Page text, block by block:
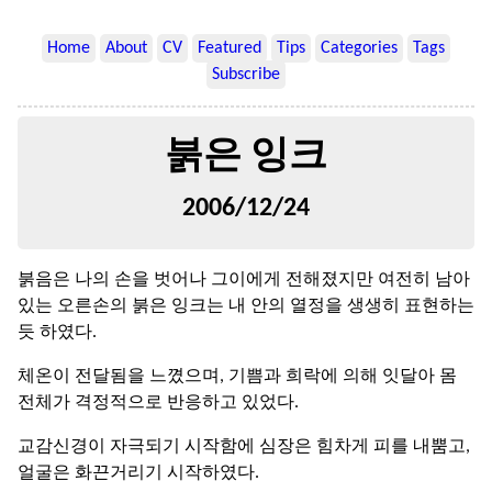
Home About CV Featured Tips Categories
Tags
Subscribe
붉은 잉크
2006/12/24
붉음은 나의 손을 벗어나 그이에게 전해졌지만 여전히 남아
있는 오른손의 붉은 잉크는 내 안의 열정을 생생히 표현하는
듯 하였다.
체온이 전달됨을 느꼈으며, 기쁨과 희락에 의해 잇달아 몸
전체가 격정적으로 반응하고 있었다.
교감신경이 자극되기 시작함에 심장은 힘차게 피를 내뿜고,
얼굴은 화끈거리기 시작하였다.